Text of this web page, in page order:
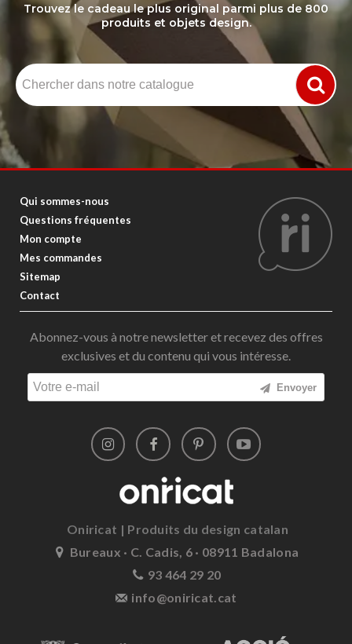
Trouvez le cadeau le plus original parmi plus de 800
produits et objets design.
Qui sommes-nous
Questions fréquentes
Mon compte
Mes commandes
Sitemap
Contact
Abonnez-vous à notre newsletter et recevez des offres
exclusives et du contenu qui vous intéresse.
Envoyer
Oniricat | Produits du design catalan
Bureaux · C. Cadis, 6 · 08911 Badalona
93 464 29 20
info@oniricat.cat